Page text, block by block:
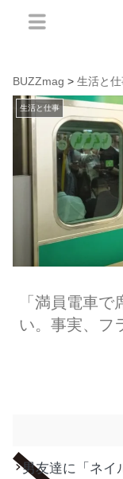
BUZZmag > 生活と
生活と仕事
「満員電車
い。事実、フ
男友達に「ネイ